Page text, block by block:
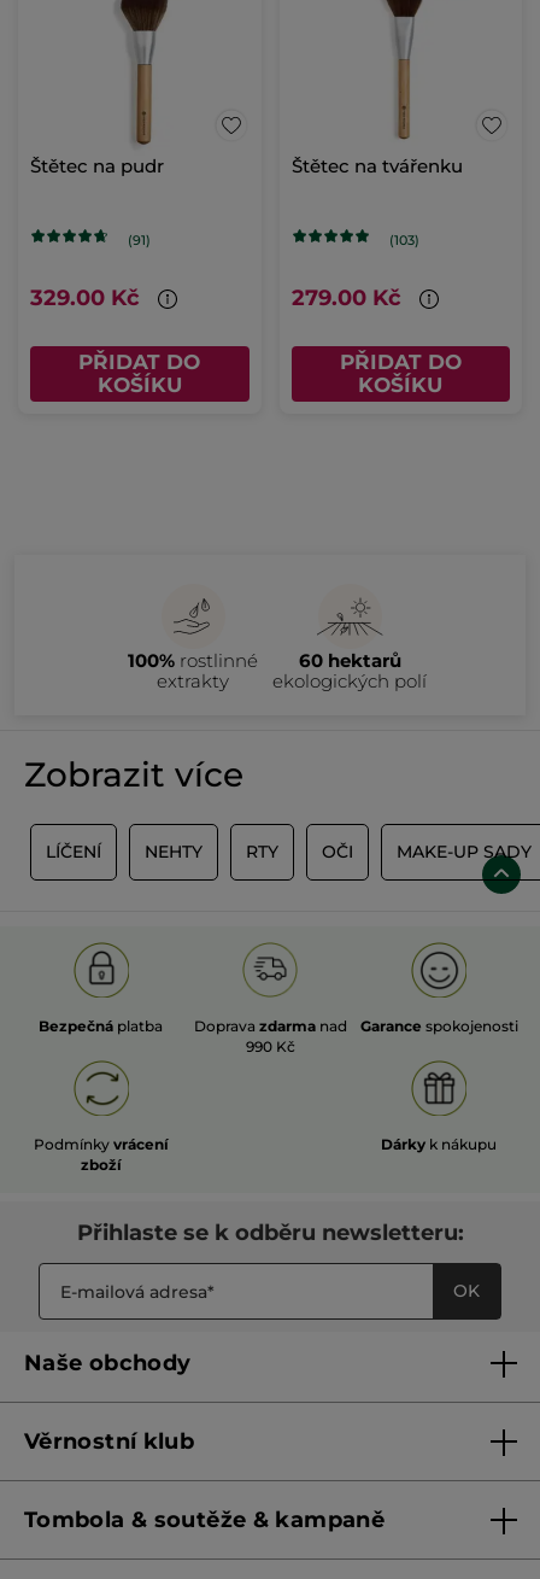
Štětec na pudr
(91)
329.00 Kč
PŘIDAT DO
KOŠÍKU
Štětec na tvářenku
(103)
279.00 Kč
PŘIDAT DO
KOŠÍKU
100% rostlinné
extrakty
60 hektarů
ekologických polí
Zobrazit více
LÍČENÍ NEHTY RTY OČI MAKE-UP SADY
Bezpečná platba Doprava zdarma nad
990 Kč
Garance spokojenosti
Podmínky vrácení
zboží
Dárky k nákupu
Přihlaste se k odběru newsletteru:
OK
Naše obchody
Franšízing
Věrnostní klub
Pravidla věrnostního klubu od 1. 6. 2026
Tombola & soutěže & kampaně